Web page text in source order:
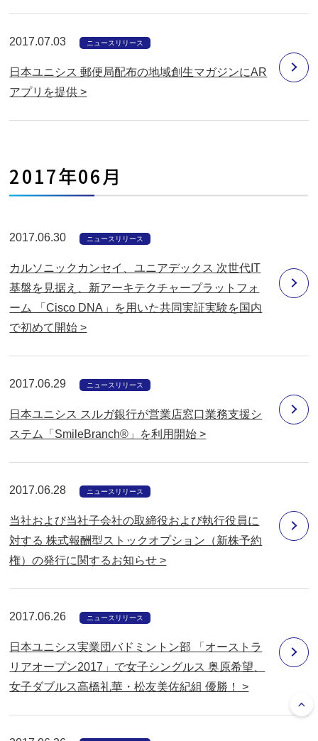
2017.07.03 ニュースリリース
日本ユニシス 郵便局配布の地域創生マガジンにAR
アプリを提供 >
2017年06月
2017.06.30 ニュースリリース
カルソニックカンセイ、ユニアデックス 次世代IT
基盤を見据え、新アーキテクチャープラットフォ
ーム 「Cisco DNA」を用いた共同実証実験を国内
で初めて開始 >
2017.06.29 ニュースリリース
日本ユニシス スルガ銀行が営業店窓口業務支援シ
ステム「SmileBranch®」を利用開始 >
2017.06.28 ニュースリリース
当社および当社子会社の取締役および執行役員に
対する 株式報酬型ストックオプション（新株予約
権）の発行に関するお知らせ >
2017.06.26 ニュースリリース
日本ユニシス実業団バドミントン部 「オーストラ
リアオープン2017」で女子シングルス 奥原希望、
女子ダブルス高橋礼華・松友美佐紀組 優勝！ >